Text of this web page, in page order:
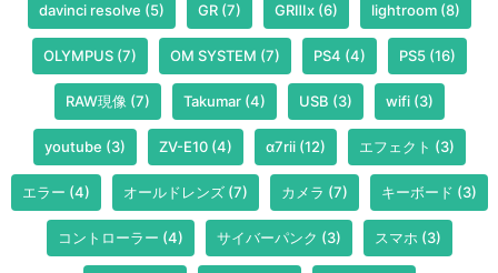
davinci resolve (5) GR(7) GRⅢx(6) lightroom(8)
OLYMPUS(7) OM SYSTEM (7) PS4 (4) PS5(16)
RAW現像 (7) Takumar(4) USB (3) wifi(3)
youtube (3) ZV-E10(4) α7rii(12) エフェクト (3)
エラー (4) オールドレンズ(7) カメラ (7) キーボード (3)
コントローラー (4) サイバーパンク (3) スマホ (3)